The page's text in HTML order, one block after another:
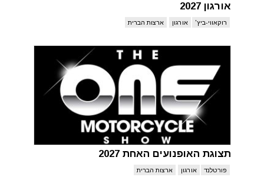
אורגון 2027
רוקאווי-ביץ' אורגון ארצות הברית
תצוגת האופנועים האחת 2027
פורטלנד אורגון ארצות הברית